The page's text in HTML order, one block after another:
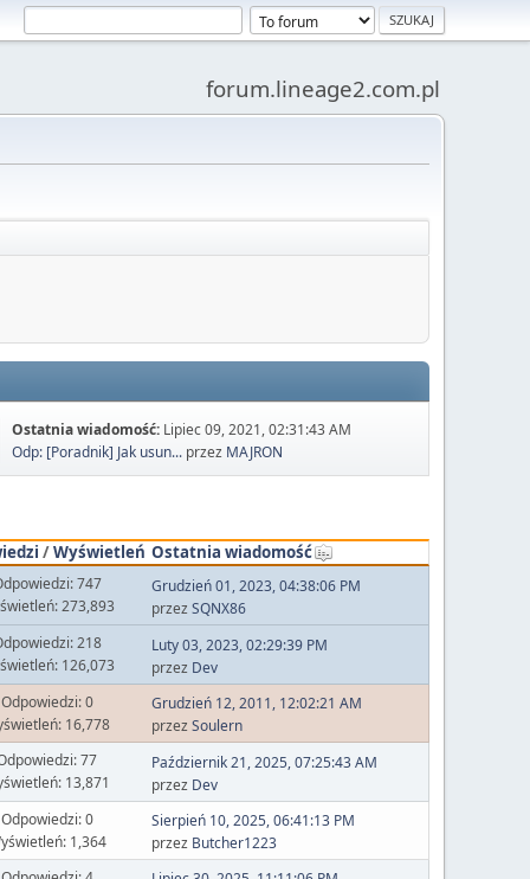
forum.lineage2.com.pl
Ostatnia wiadomość: Lipiec 09, 2021, 02:31:43 AM
Odp: [Poradnik] Jak usun... przez MAJRON
/Wyświetleń Ostatnia wiadomość
747
273,893
Grudzień 01, 2023, 04:38:06 PM
przezSQNX86
218
126,073
Luty 03, 2023, 02:29:39 PM
przez Dev
Odpowiedzi: 0
16,778
Grudzień 12, 2011, 12:02:21 AM
przezSoulern
77
13,871
Październik 21, 2025, 07:25:43 AM
przez Dev
Odpowiedzi: 0
1,364
Sierpień 10, 2025, 06:41:13 PM
przez Butcher1223